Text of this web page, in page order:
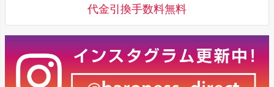
代金引換手数料無料